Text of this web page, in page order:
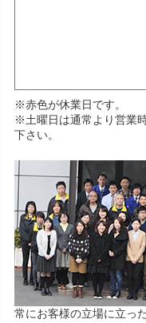
※赤色が休業日です。
※土曜日は通常より営業
下さい。
常にお客様の立場に立っ